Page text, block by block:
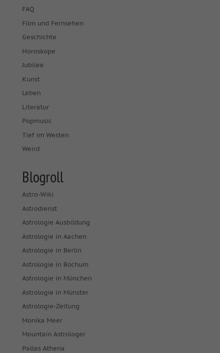
FAQ
Film und Fernsehen
Geschichte
Horoskope
Jubilee
Kunst
Leben
Literatur
Popmusic
Tief im Westen
Weird
Blogroll
Astro-Wiki
Astrodienst
Astrologie Ausbildung
Astrologie in Aachen
Astrologie in Berlin
Astrologie in Bochum
Astrologie in München
Astrologie in Münster
Astrologie-Zeitung
Monika Meer
Mountain Astrologer
Pallas Athena